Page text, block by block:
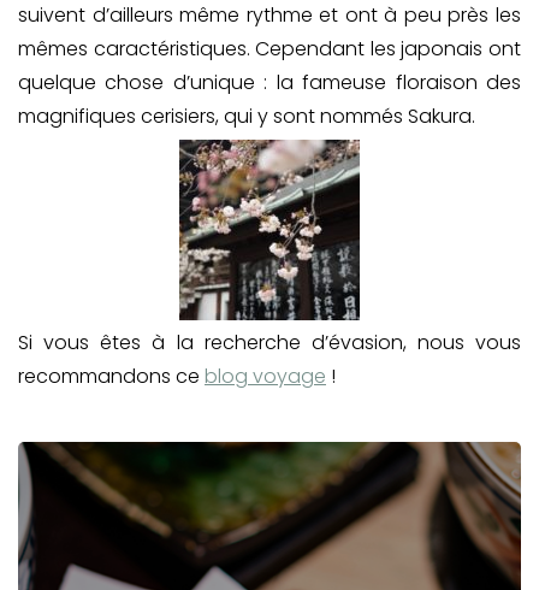
suivent d’ailleurs même rythme et ont à peu près les
mêmes caractéristiques. Cependant les japonais ont
quelque chose d’unique : la fameuse floraison des
magnifiques cerisiers, qui y sont nommés Sakura.
Si vous êtes à la recherche d’évasion, nous vous
recommandons ce blog voyage !